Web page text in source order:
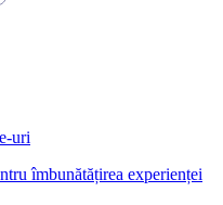
uri
îmbunătățirea experienței